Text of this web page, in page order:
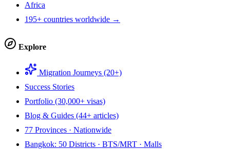
Africa
195+ countries worldwide →
Explore
Migration Journeys (20+)
Success Stories
Portfolio (30,000+ visas)
Blog & Guides (44+ articles)
77 Provinces · Nationwide
Bangkok: 50 Districts · BTS/MRT · Malls